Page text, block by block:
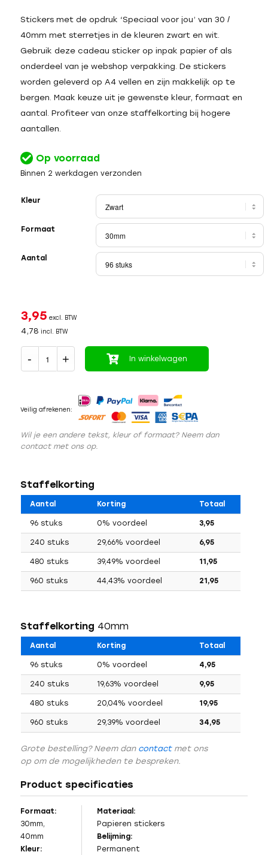
Stickers met de opdruk ‘Speciaal voor jou’ van 30 /
40mm met sterretjes in de kleuren zwart en wit.
Gebruik deze cadeau sticker op inpak papier of als
onderdeel van je webshop verpakking. De stickers
worden geleverd op A4 vellen en zijn makkelijk op te
bergen. Maak keuze uit je gewenste kleur, formaat en
aantal. Profiteer van onze staffelkorting bij hogere
aantallen.
Op voorraad
Binnen 2 werkdagen verzonden
Kleur
Formaat
Aantal
3,95 excl. BTW
4,78 incl. BTW
In winkelwagen
Veilig afrekenen:
Wil je een andere tekst, kleur of formaat? Neem dan
contact met ons op.
Staffelkorting
Aantal Korting Totaal
96 stuks 0% voordeel 3,95
240 stuks 29,66% voordeel 6,95
480 stuks 39,49% voordeel 11,95
960 stuks 44,43% voordeel 21,95
Staffelkorting 40mm
Aantal Korting Totaal
96 stuks 0% voordeel 4,95
240 stuks 19,63% voordeel 9,95
480 stuks 20,04% voordeel 19,95
960 stuks 29,39% voordeel 34,95
Grote bestelling? Neem dan contactmet ons
op om de mogelijkheden te bespreken.
Product specificaties
Formaat:
30mm,
40mm
Kleur:
Materiaal:
Papieren stickers
Belijming:
Permanent